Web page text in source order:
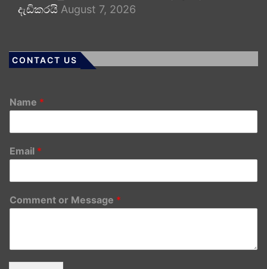
දැඩිකරයි August 7, 2026
CONTACT US
Name *
Email *
Comment or Message *